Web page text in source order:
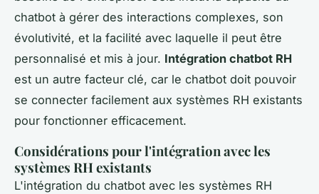
chatbot à gérer des interactions complexes, son
évolutivité, et la facilité avec laquelle il peut être
personnalisé et mis à jour. Intégration chatbot RH
est un autre facteur clé, car le chatbot doit pouvoir
se connecter facilement aux systèmes RH existants
pour fonctionner efficacement.
Considérations pour l'intégration avec les
systèmes RH existants
L'intégration du chatbot avec les systèmes RH